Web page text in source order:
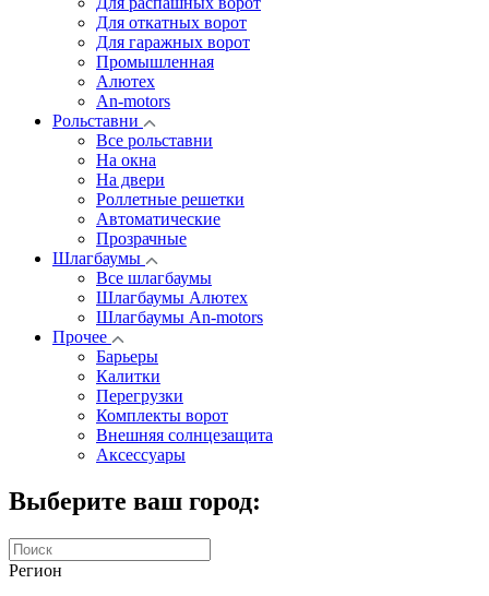
Для откатных ворот
Для гаражных ворот
Промышленная
Алютех
An-motors
Рольставни
Все рольставни
На окна
На двери
Роллетные решетки
Автоматические
Прозрачные
Шлагбаумы
Все шлагбаумы
Шлагбаумы Алютех
Шлагбаумы An-motors
Прочее
Барьеры
Калитки
Перегрузки
Комплекты ворот
Внешняя солнцезащита
Аксессуары
Выберите ваш город:
Регион